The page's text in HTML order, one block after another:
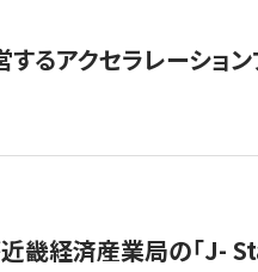
るアクセラレーショ
畿経済産業局の「J-